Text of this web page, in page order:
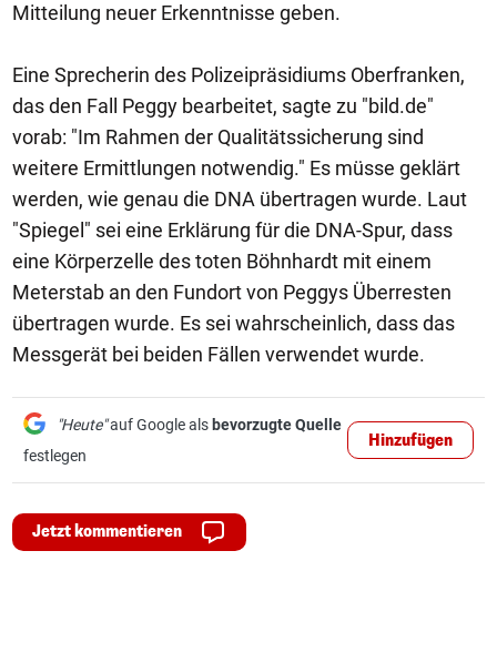
Mitteilung neuer Erkenntnisse geben.
Eine Sprecherin des Polizeipräsidiums Oberfranken,
das den Fall Peggy bearbeitet, sagte zu "bild.de"
vorab: "Im Rahmen der Qualitätssicherung sind
weitere Ermittlungen notwendig." Es müsse geklärt
werden, wie genau die DNA übertragen wurde. Laut
"Spiegel" sei eine Erklärung für die DNA-Spur, dass
eine Körperzelle des toten Böhnhardt mit einem
Meterstab an den Fundort von Peggys Überresten
übertragen wurde. Es sei wahrscheinlich, dass das
Messgerät bei beiden Fällen verwendet wurde.
"Heute"auf Google als bevorzugte Quelle
festlegen
Hinzufügen
Jetzt kommentieren